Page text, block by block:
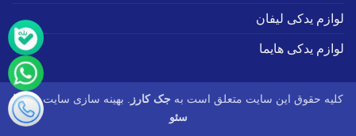
لوازم یدکی لیفان
لوازم یدکی هایما
کلیه حقوق این سایت متعلق است به جک کارز . بهینه سازی سایت :طاها
سئو